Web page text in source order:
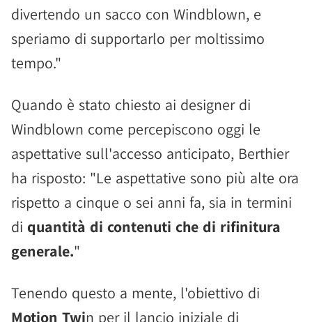
divertendo un sacco con Windblown, e
speriamo di supportarlo per moltissimo
tempo."
Quando è stato chiesto ai designer di
Windblown come percepiscono oggi le
aspettative sull'accesso anticipato, Berthier
ha risposto: "Le aspettative sono più alte ora
rispetto a cinque o sei anni fa, sia in termini
di quantità di contenuti che di rifinitura
generale."
Tenendo questo a mente, l'obiettivo di
Motion Twin per il lancio iniziale di